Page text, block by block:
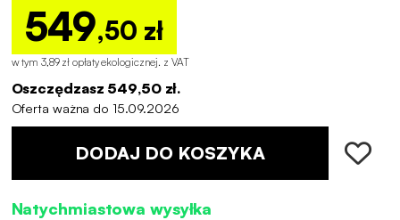
549,50 zł
w tym 3,89 zł opłaty ekologicznej. z VAT
Oszczędzasz 549,50 zł.
Oferta ważna do 15.09.2026
DODAJ DO KOSZYKA
Natychmiastowa wysyłka